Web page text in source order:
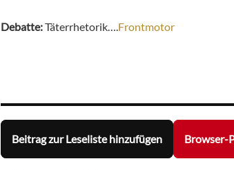
Debatte:Täterrhetorik…. Frontmotor
Beitrag zur Leseliste hinzufügen Browser-